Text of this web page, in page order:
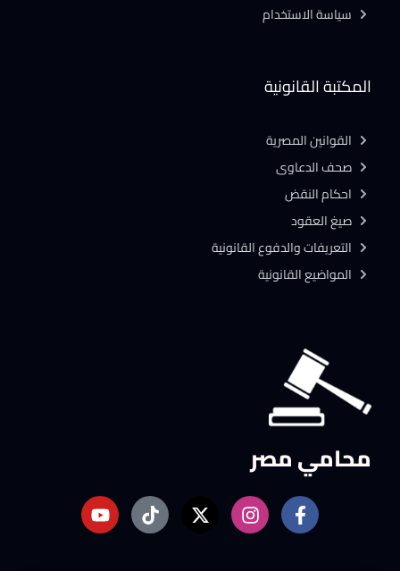
محامي مصر
المكتبة القانونية
القوانين المصرية
صحف الدعاوى
احكام النقض
صيغ العقود
التعريفات والدفوع القانونية
المواضيع القانونية
سياسة الاستخدام